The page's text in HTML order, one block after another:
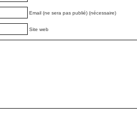
Email (ne sera pas publié) (nécessaire)
Site web